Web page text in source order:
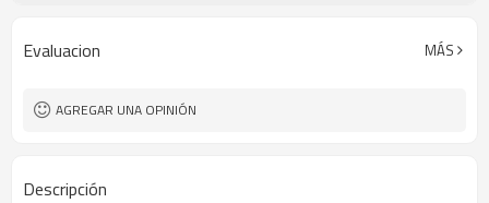
1,2 Ω/1,4 Ω
Dimensiones Ø10,6 x 54,4 mm/64,9 mm/43,9 mm
Material del anillo de rosca
exterior
Evaluacion MÁS
AGREGAR UNA OPINIÓN
Descripción